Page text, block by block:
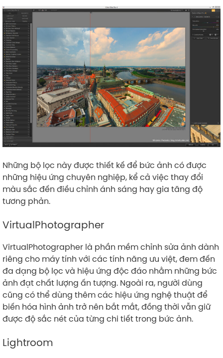
Những bộ lọc này được thiết kế để bức ảnh có được
những hiệu ứng chuyên nghiệp, kể cả việc thay đổi
màu sắc đến điều chỉnh ánh sáng hay gia tăng độ
tương phản.
VirtualPhotographer
VirtualPhotographer là phần mềm chỉnh sửa ảnh dành
riêng cho máy tính với các tính năng ưu việt, đem đến
đa dạng bộ lọc và hiệu ứng độc đáo nhằm những bức
ảnh đạt chất lượng ấn tượng. Ngoài ra, người dùng
cũng có thể dùng thêm các hiệu ứng nghệ thuật để
biến hóa hình ảnh trở nên bắt mắt, đồng thời vẫn giữ
được độ sắc nét của từng chi tiết trong bức ảnh.
Lightroom